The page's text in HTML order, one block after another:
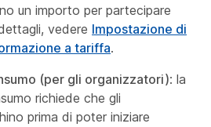
un importo per partecipare
vedere Impostazione di
a tariffa.
(per gli organizzatori): la
richiede che gli
prima di poter iniziare